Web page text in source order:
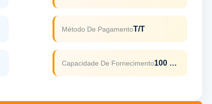
Método De PagamentoT/T
Capacidade De Fornecimento 100 Veículos Em Sete Dias